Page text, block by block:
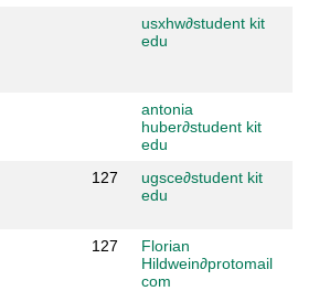
usxhw∂student kit
edu
antonia
huber∂student kit
edu
127 ugsce∂student kit
edu
127
Florian
Hildwein∂protomail
com